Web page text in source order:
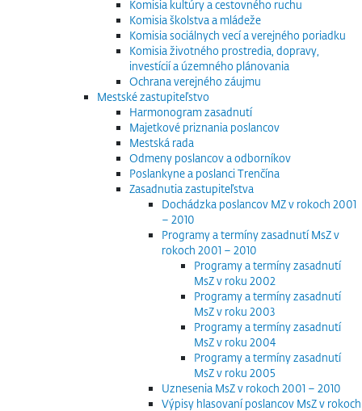
Komisia kultúry a cestovného ruchu
Komisia školstva a mládeže
Komisia sociálnych vecí a verejného poriadku
Komisia životného prostredia, dopravy,
investícií a územného plánovania
Ochrana verejného záujmu
Mestské zastupiteľstvo
Harmonogram zasadnutí
Majetkové priznania poslancov
Mestská rada
Odmeny poslancov a odborníkov
Poslankyne a poslanci Trenčína
Zasadnutia zastupiteľstva
Dochádzka poslancov MZ v rokoch 2001
– 2010
Programy a termíny zasadnutí MsZ v
rokoch 2001 – 2010
Programy a termíny zasadnutí
MsZ v roku 2002
Programy a termíny zasadnutí
MsZ v roku 2003
Programy a termíny zasadnutí
MsZ v roku 2004
Programy a termíny zasadnutí
MsZ v roku 2005
Uznesenia MsZ v rokoch 2001 – 2010
Výpisy hlasovaní poslancov MsZ v rokoch